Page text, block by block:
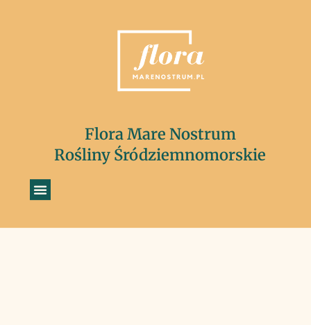
Flora Mare Nostrum
Rośliny Śródziemnomorskie